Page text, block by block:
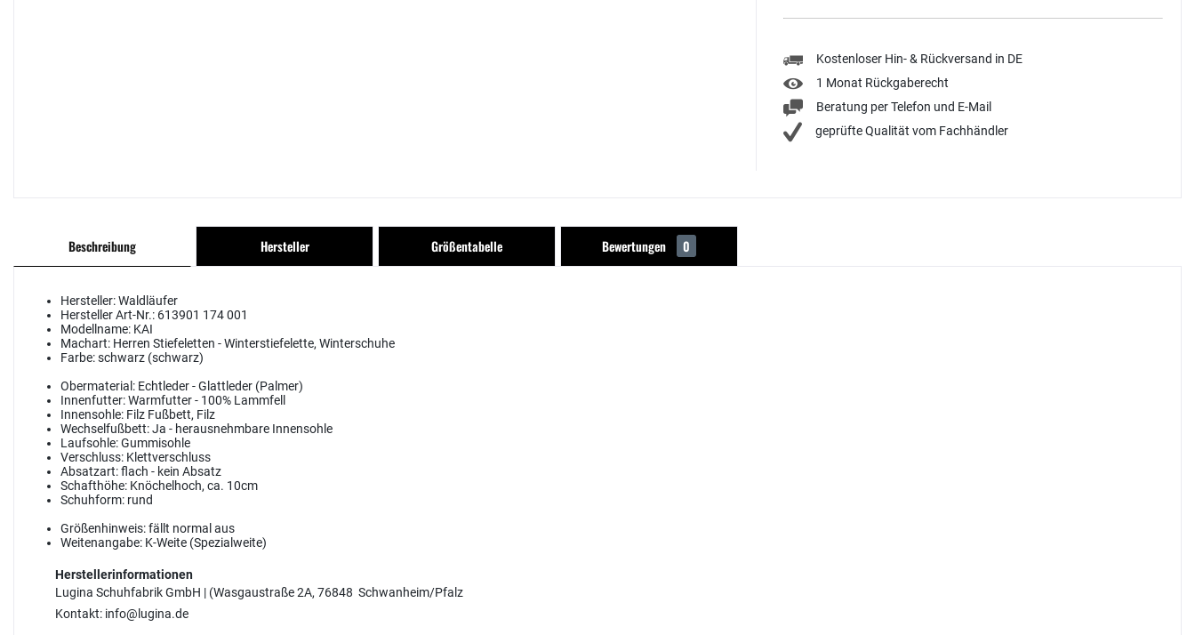
Kostenloser Hin- & Rückversand in DE
1 Monat Rückgaberecht
Beratung per Telefon und E-Mail
geprüfte Qualität vom Fachhändler
Beschreibung Hersteller Größentabelle Bewertungen 0
Hersteller:Waldläufer
Hersteller Art-Nr.: 613901 174 001
Modellname: KAI
Machart: Herren Stiefeletten - Winterstiefelette, Winterschuhe
Farbe:schwarz (schwarz)
Obermaterial: Echtleder - Glattleder (Palmer)
Innenfutter:Warmfutter - 100% Lammfell
Innensohle: Filz Fußbett, Filz
Wechselfußbett:Ja - herausnehmbare Innensohle
Laufsohle:Gummisohle
Verschluss: Klettverschluss
Absatzart:flach - kein Absatz
Schafthöhe: Knöchelhoch, ca. 10cm
Schuhform: rund
Größenhinweis:fällt normal aus
Weitenangabe: K-Weite (Spezialweite)
Herstellerinformationen
Lugina Schuhfabrik GmbH | (Wasgaustraße 2A, 76848 Schwanheim/Pfalz
Kontakt: info@lugina.de